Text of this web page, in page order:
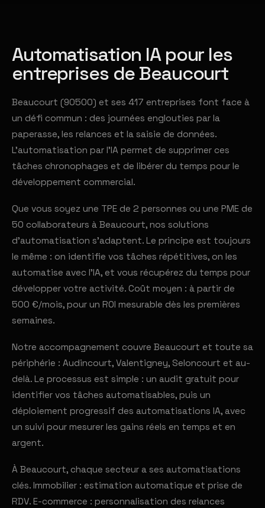
Automatisation IA pour les
entreprises de Beaucourt
Beaucourt (90500) et ses 417 entreprises font face à
un défi commun : des journées englouties par la
paperasse, les relances et la saisie de données.
L'automatisation par l'IA permet de supprimer ces
tâches chronophages et de libérer du temps pour le
développement commercial.
Que vous soyez une TPE de 2 personnes ou une PME de
50 collaborateurs à Beaucourt, nos solutions
d'automatisation s'adaptent. Le principe est toujours
le même : on identifie vos tâches répétitives, on les
automatise avec l'IA, et vous récupérez du temps pour
développer votre activité. Coût moyen : à partir de
500 €/mois, pour un ROI mesurable dès les premières
semaines.
Notre accompagnement couvre Beaucourt et toute sa
périphérie : Audincourt, Valentigney, Seloncourt et au-
delà. Le processus est simple : un audit gratuit pour
identifier vos tâches automatisables, puis un
déploiement progressif des automatisations IA, avec
un suivi pour mesurer les gains réels en temps et en
argent.
À Beaucourt, chaque secteur a ses automatisations
clés. Immobilier : estimation automatique et prise de
RDV. E-commerce : personnalisation des relances